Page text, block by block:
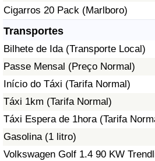
Cigarros 20 Pack (Marlboro)
Transportes
Bilhete de Ida (Transporte Local)
Passe Mensal (Preço Normal)
Início do Táxi (Tarifa Normal)
Táxi 1km (Tarifa Normal)
Táxi Espera de 1hora (Tarifa
Gasolina (1 litro)
Volkswagen Golf 1.4 90 KW
Indicador de Trânsito por País